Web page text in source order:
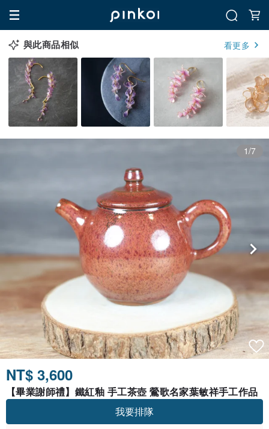
與此商品相似 看更多
1/7
NT$ 3,600
【畢業謝師禮】鐵紅釉 手工茶壺 鶯歌名家葉敏祥手工作品
我要排隊